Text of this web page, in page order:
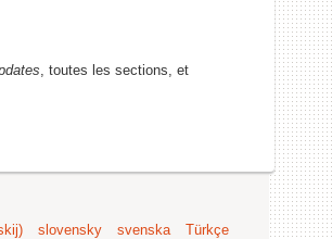
, toutes les sections, et
slovensky svenska
Türkçe